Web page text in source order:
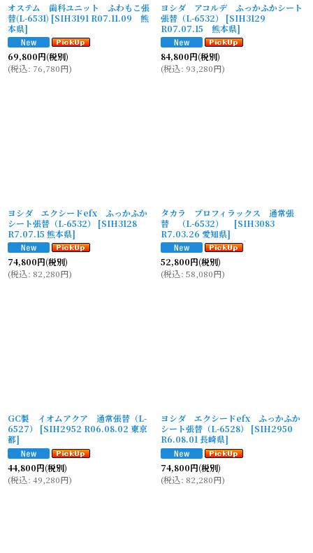
オステム 歯科ユニット ふわもこ張
替(L-6531) [SIH3191 R07.11.09 熊
本県]
69,800円(税別)
(税込: 76,780円)
ヨシダ アコルデ ふっかふかシート
張替（L-6532）
[SIH3129
R07.07.15 熊本県]
84,800円(税別)
(税込: 93,280円)
ヨシダ エクシードefx ふっかふか
シート張替（L-6532）
[SIH3128
R7.07.15 熊本県]
74,800円(税別)
(税込: 82,280円)
タカラ プロフィラックス 通常張
替 （L-6532）
[SIH3083
R7.03.26 愛知県]
52,800円(税別)
(税込: 58,080円)
GC製 イオムアクア 通常張替（L-
6527）
[SIH2952 R06.08.02 東京
都]
44,800円(税別)
(税込: 49,280円)
ヨシダ エクシードefx ふっかふか
シート張替（L-6528）
[SIH2950
R6.08.01 長崎県]
74,800円(税別)
(税込: 82,280円)